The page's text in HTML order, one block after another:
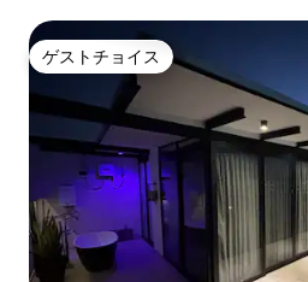
ゲストチョイス
ゲストチョイス